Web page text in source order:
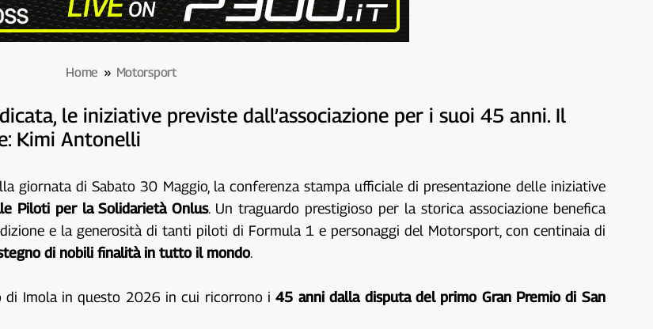
Home » Motorsport
le iniziative previste dall’associazione per i suoi 45 anni. Il
Kimi Antonelli
giornata di Sabato 30 Maggio, la conferenza stampa ufficiale di presentazione delle iniziative
Piloti per la Solidarietà Onlus. Un traguardo prestigioso per la storica associazione benefica
e la generosità di tanti piloti di Formula 1 e personaggi del Motorsport, con centinaia di
di nobili finalità in tutto il mondo.
di Imola in questo 2026 in cui ricorrono i45 anni dalla disputa del primo Gran Premio di San